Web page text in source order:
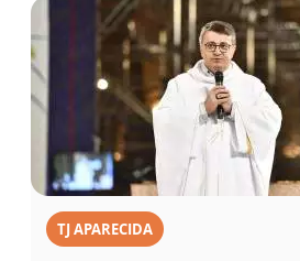
TJ APARECIDA